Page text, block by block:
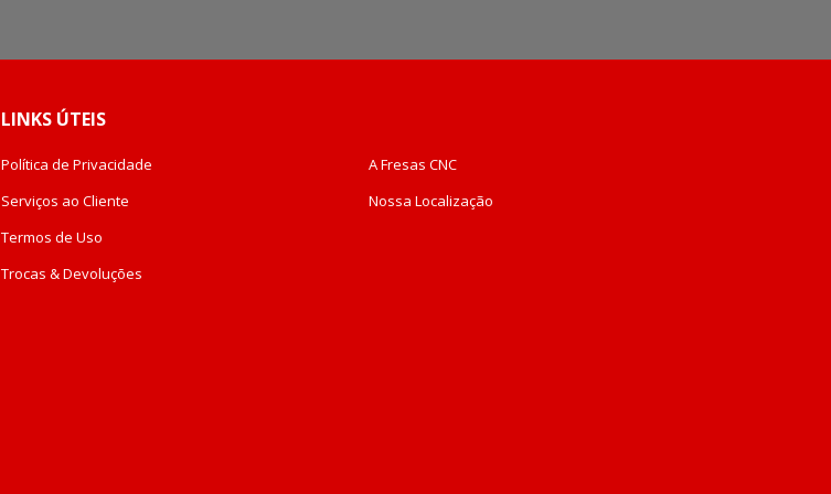
LINKS ÚTEIS
Política de Privacidade
Serviços ao Cliente
Termos de Uso
Trocas & Devoluções
A Fresas CNC
Nossa Localização